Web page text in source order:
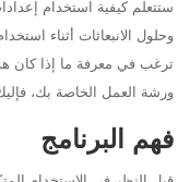
ترغب في معرفة ما إذا كان
ورشة العمل الخاصة بك،
فهم البرنامج